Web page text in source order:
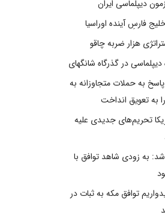
دیپلماسی ایران
فارسِ آینده اوراسیا
هزار ضربه چاقو
دیپلماسی در گذرگاه شانگهای
به حملات متجاوزانه به
به تعویق انداخت
تحریم‌های جدیدی علیه
به زودی شاهد توافق با
توافق مکه به ثبات در